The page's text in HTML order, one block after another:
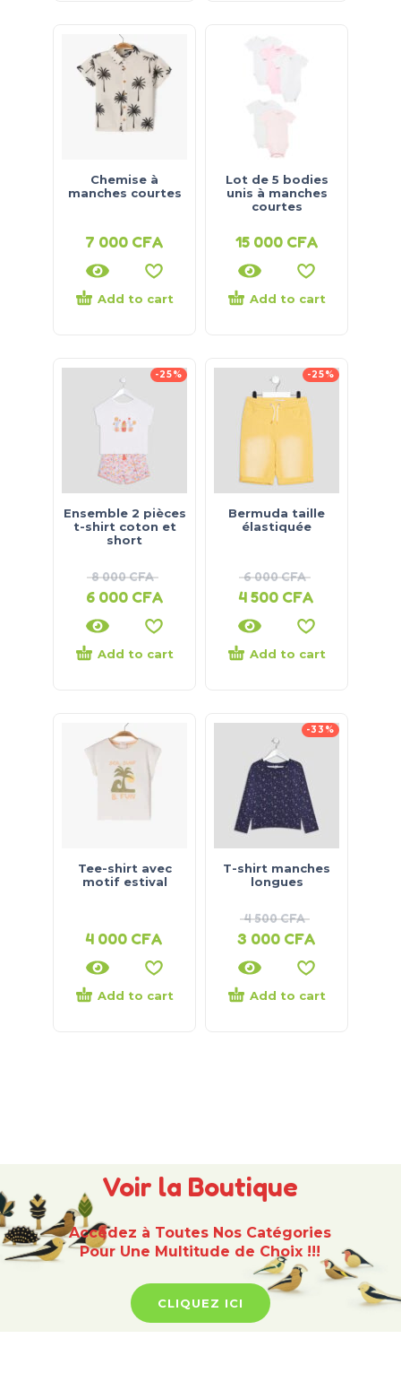
Chemise à
manches courtes
7 000 CFA
Add to cart
Lot de 5 bodies
unis à manches
courtes
15 000 CFA
Add to cart
-25%
Ensemble 2 pièces
t-shirt coton et
short
8 000CFA
6 000 CFA
Add to cart
-25%
Bermuda taille
élastiquée
6 000CFA
4 500 CFA
Add to cart
Tee-shirt avec
motif estival
4 000 CFA
Add to cart
-33%
T-shirt manches
longues
4 500CFA
3 000 CFA
Add to cart
Voir la Boutique
Accédez à Toutes Nos Catégories
Pour Une Multitude de Choix !!!
CLIQUEZ ICI